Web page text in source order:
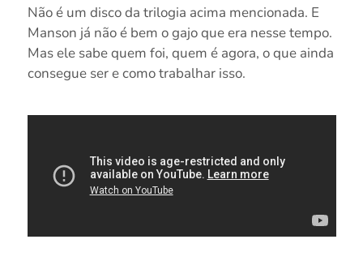
Não é um disco da trilogia acima mencionada. E
Manson já não é bem o gajo que era nesse tempo.
Mas ele sabe quem foi, quem é agora, o que ainda
consegue ser e como trabalhar isso.